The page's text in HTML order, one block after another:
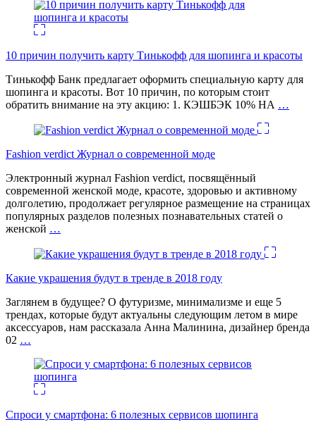
10 причин получить карту Тинькофф для шопинга и красоты
Тинькофф Банк предлагает оформить специальную карту для
шопинга и красоты. Вот 10 причин, по которым стоит
обратить внимание на эту акцию: 1. КЭШБЭК 10% НА …
Fashion verdict Журнал о современной моде
Электронный журнал Fashion verdict, посвящённый
современной женской моде, красоте, здоровью и активному
долголетию, продолжает регулярное размещение на страницах
популярных разделов полезных познавательных статей о
женской …
Какие украшения будут в тренде в 2018 году
Заглянем в будущее? О футуризме, минимализме и еще 5
трендах, которые будут актуальны следующим летом в мире
аксессуаров, нам рассказала Анна Малинина, дизайнер бренда
02 …
Спроси у смартфона: 6 полезных cервисов шопинга